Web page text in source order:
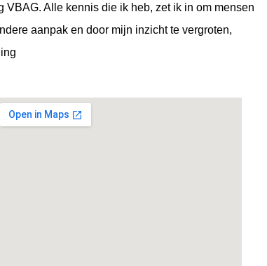
Alle kennis die ik heb, zet ik in om mensen
aanpak en door mijn inzicht te vergroten,